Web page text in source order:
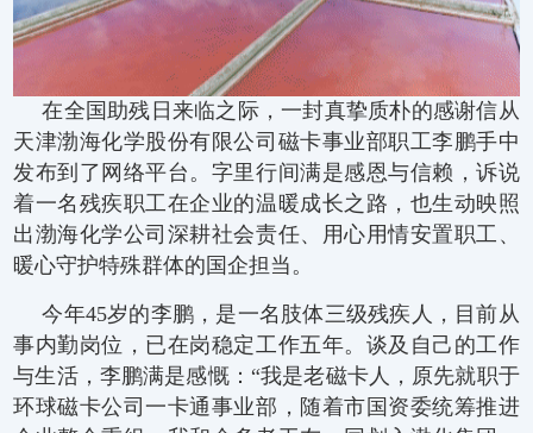
在全国助残日来临之际，一封真挚质朴的感谢信从
天津渤海化学股份有限公司磁卡事业部职工李鹏手中
发布到了网络平台。字里行间满是感恩与信赖，诉说
着一名残疾职工在企业的温暖成长之路，也生动映照
出渤海化学公司深耕社会责任、用心用情安置职工、
暖心守护特殊群体的国企担当。
今年45岁的李鹏，是一名肢体三级残疾人，目前从
事内勤岗位，已在岗稳定工作五年。谈及自己的工作
与生活，李鹏满是感慨：“我是老磁卡人，原先就职于
环球磁卡公司一卡通事业部，随着市国资委统筹推进